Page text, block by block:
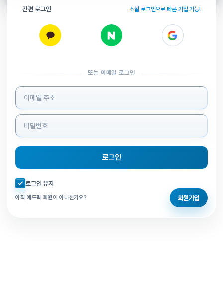
간편 로그인 소셜 로그인으로 빠른 가입 가능!
또는 이메일 로그인
로그인 정보 입력
로그인
자동로그인 체크
로그인 유지
아직 애드픽 회원이 아니신가요? 회원가입